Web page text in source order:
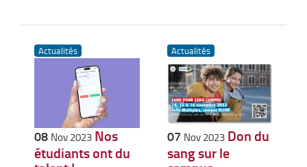
Actualités
08 Nov 2023 Nos
étudiants ont du
Actualités
07 Nov 2023 Don du
sang sur le